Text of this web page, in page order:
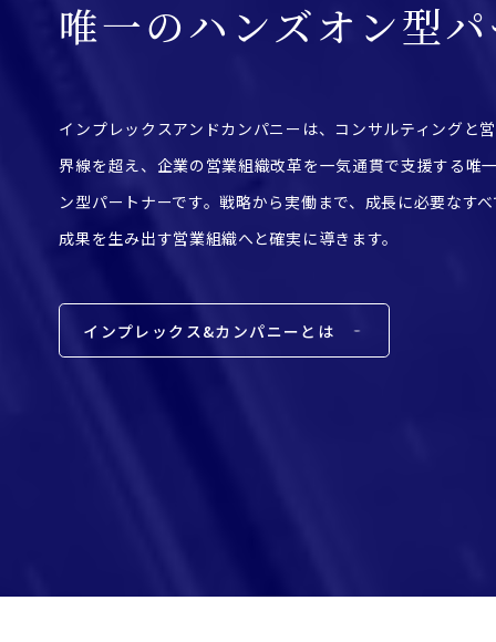
唯一のハンズオン型
インプレックスアンドカンパニーは、コンサルティングと
界線を超え、企業の営業組織改革を一気通貫で支援する唯
ン型パートナーです。戦略から実働まで、成長に必要なす
成果を生み出す営業組織へと確実に導きます。
インプレックス&カンパニーとは